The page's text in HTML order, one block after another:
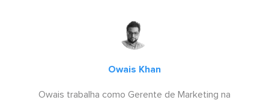
Owais Khan
Owais trabalha como Gerente de Marketing na